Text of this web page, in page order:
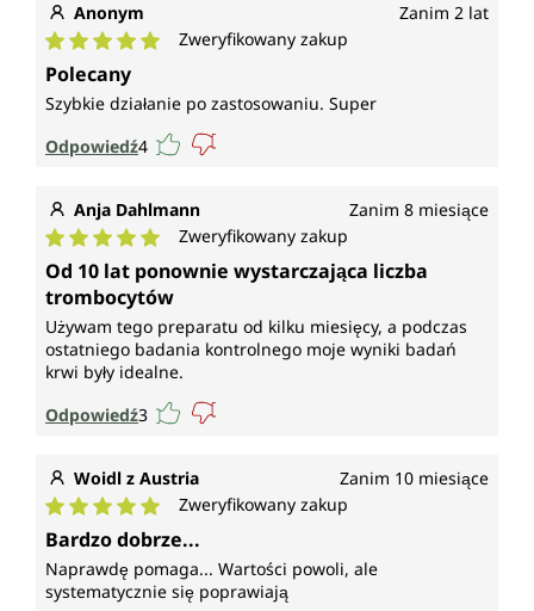
Anonym Zanim 2 lat
Średnia ocena 5 z 5 gwiazdek
Zweryfikowany zakup
Polecany
Szybkie działanie po zastosowaniu. Super
Odpowiedź4
Anja Dahlmann Zanim 8 miesiące
Średnia ocena 5 z 5 gwiazdek
Zweryfikowany zakup
Od 10 lat ponownie wystarczająca liczba
trombocytów
Używam tego preparatu od kilku miesięcy, a podczas
ostatniego badania kontrolnego moje wyniki badań
krwi były idealne.
Odpowiedź3
Woidl z Austria Zanim 10 miesiące
Średnia ocena 5 z 5 gwiazdek
Zweryfikowany zakup
Bardzo dobrze...
Naprawdę pomaga... Wartości powoli, ale
systematycznie się poprawiają